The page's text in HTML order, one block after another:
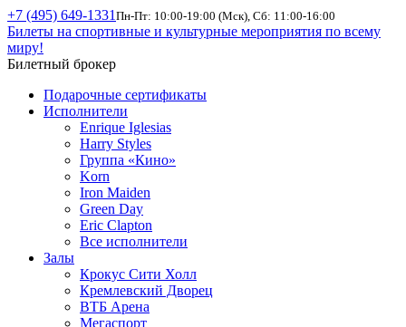
+7 (495) 649-1331 Пн-Пт: 10:00-19:00 (Мск), Сб: 11:00-16:00
Билеты на спортивные и культурные мероприятия по всему
миру!
Билетный брокер
Подарочные сертификаты
Исполнители
Enrique Iglesias
Harry Styles
Группа «Кино»
Korn
Iron Maiden
Green Day
Eric Clapton
Все исполнители
Залы
Крокус Сити Холл
Кремлевский Дворец
ВТБ Арена
Мегаспорт